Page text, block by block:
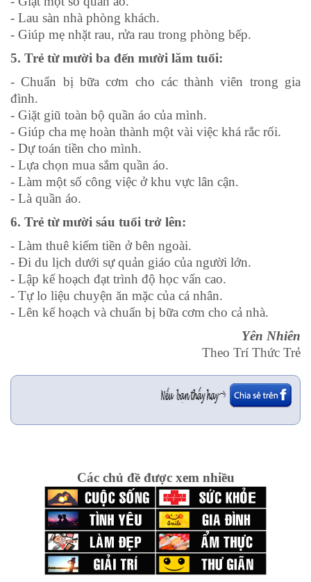
- Lau sàn nhà phòng khách.
- Giúp mẹ nhặt rau, rửa rau trong phòng bếp.
5. Trẻ từ mười ba đến mười lăm tuổi:
- Chuẩn bị bữa cơm cho các thành viên trong gia
đình.
- Giặt giũ toàn bộ quần áo của mình.
- Giúp cha mẹ hoàn thành một vài việc khá rắc rối.
- Dự toán tiền cho mình.
- Lựa chọn mua sắm quần áo.
- Làm một số công việc ở khu vực lân cận.
- Là quần áo.
6. Trẻ từ mười sáu tuổi trở lên:
- Làm thuê kiếm tiền ở bên ngoài.
- Đi du lịch dưới sự quản giáo của người lớn.
- Lập kế hoạch đạt trình độ học vấn cao.
- Tự lo liệu chuyện ăn mặc của cá nhân.
- Lên kế hoạch và chuẩn bị bữa cơm cho cả nhà.
Yên Nhiên
Theo Trí Thức Trẻ
Các chủ đề được xem nhiều